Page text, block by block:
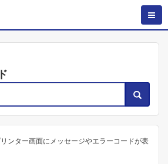
ンター画面にメッセージやエラーコードが表